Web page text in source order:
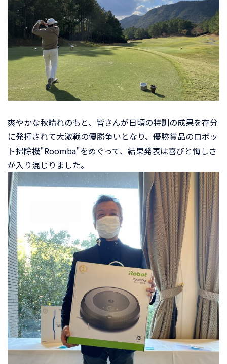
爽やかな秋晴れのもと、皆さんが日頃の特訓の成果を存分
に発揮されて大激戦の優勝争いとなり、優勝賞品のロボッ
ト掃除機"Roomba"をめぐって、結果発表は喜びと悔しさ
が入り混じりました。